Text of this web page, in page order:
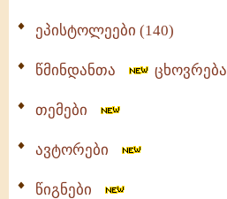
ეპისტოლეები (140)
წმინდანთა ცხოვრება
თემები
ავტორები
წიგნები